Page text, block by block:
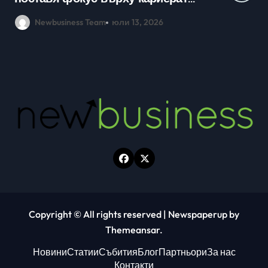
млади хора на SOFIA UP
Newbusiness Team юни 26, 2026
Copyright © All rights reserved | Newspaperup by
Themeansar.
НовиниСтатииСъбитияБлогПартньориЗа нас
Контакти